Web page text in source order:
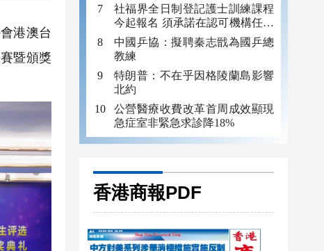
港澳台
暨頒獎
社福界全日制登記護士訓練課程
今起報名 須承諾在認可機構任職
至少三年
中國乒協：擬聘秦志戩為國乒總
教練
特朗普：不在乎因格陵蘭島影響
北約
公營醫療收費改革首周成效顯現
急症室非緊急求診降18%
香港商報PDF